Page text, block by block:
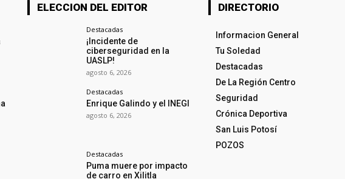
ELECCION DEL EDITOR
Destacadas
¡Incidente de
ciberseguridad en la
UASLP!
agosto 6, 2026
Destacadas
Enrique Galindo y el INEGI
agosto 6, 2026
Destacadas
Puma muere por impacto
de carro en Xilitla
DIRECTORIO
Informacion General
Tu Soledad
Destacadas
De La Región Centro
Seguridad
Crónica Deportiva
San Luis Potosí
POZOS